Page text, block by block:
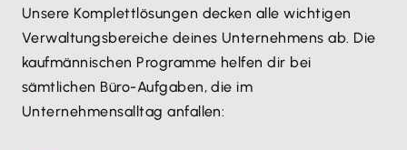
Unsere Komplettlösungen decken alle wichtigen
Verwaltungsbereiche deines Unternehmens ab. Die
kaufmännischen Programme helfen dir bei
sämtlichen Büro-Aufgaben, die im
Unternehmensalltag anfallen: